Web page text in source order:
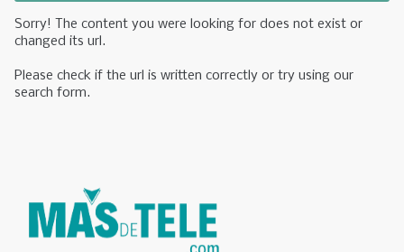
Sorry! The content you were looking for does not exist or
changed its url.
Please check if the url is written correctly or try using our
search form.